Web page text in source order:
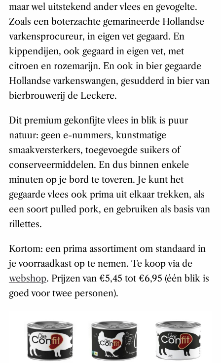
maar wel uitstekend ander vlees en gevogelte.
Zoals een boterzachte gemarineerde Hollandse
varkensprocureur, in eigen vet gegaard. En
kippendijen, ook gegaard in eigen vet, met
citroen en rozemarijn. En ook in bier gegaarde
Hollandse varkenswangen, gesudderd in bier van
bierbrouwerij de Leckere.
Dit premium gekonfijte vlees in blik is puur
natuur: geen e-nummers, kunstmatige
smaakversterkers, toegevoegde suikers of
conserveermiddelen. En dus binnen enkele
minuten op je bord te toveren. Je kunt het
gegaarde vlees ook prima uit elkaar trekken, als
een soort pulled pork, en gebruiken als basis van
rillettes.
Kortom: een prima assortiment om standaard in
je voorraadkast op te nemen. Te koop via de
webshop. Prijzen van €5,45 tot €6,95 (één blik is
goed voor twee personen).